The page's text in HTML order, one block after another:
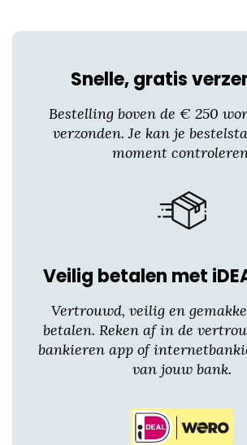
variaties.
optie
Snelle, gratis
Bestelling boven de € 250
verzonden. Je kan je
moment
Veilig betalen met
Vertrouwd, veilig en
betalen. Reken af in de
bankieren app of
van jouw bank.